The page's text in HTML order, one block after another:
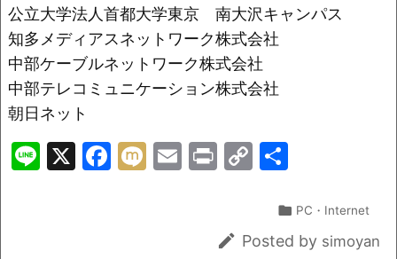
公立大学法人首都大学東京 南大沢キャンパス
知多メディアスネットワーク株式会社
中部ケーブルネットワーク株式会社
中部テレコミュニケーション株式会社
朝日ネット
Li X
F
M E
Pr C
y
 PC・Internet
 Posted by simoyan